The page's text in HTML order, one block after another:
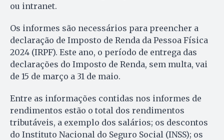
ou intranet.
Os informes são necessários para preencher a
declaração de Imposto de Renda da Pessoa Física
2024 (IRPF). Este ano, o período de entrega das
declarações do Imposto de Renda, sem multa, vai
de 15 de março a 31 de maio.
Entre as informações contidas nos informes de
rendimentos estão o total dos rendimentos
tributáveis, a exemplo dos salários; os descontos
do Instituto Nacional do Seguro Social (INSS); os